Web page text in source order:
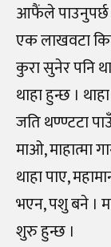
आफैंले पाउनुपर्छ
एक लाखवटा
कुरा सुनेर पनि
थाहा हुन्छ ।
जति थण्ण्टटा
माओ, माहात्मा
थाहा पाए,
भएन, पशु बने ।
शुरु हुन्छ ।